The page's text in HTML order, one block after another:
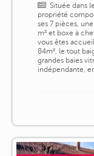
Située dans
propriété
ses 7 pièces,
m² et boxe à
vous êtes
84m², le tout
grandes baies
indépendante,